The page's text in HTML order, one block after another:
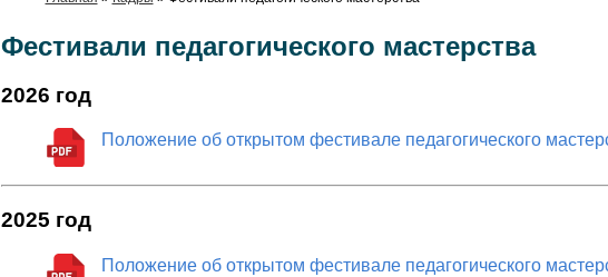
Фестивали педагогического мастерства
2026 год
Положение об открытом фестивале педагогического
2025 год
Положение об открытом фестивале педагогического